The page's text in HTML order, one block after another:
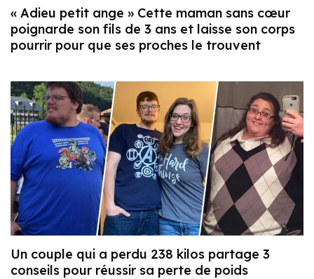
« Adieu petit ange » Cette maman sans cœur
poignarde son fils de 3 ans et laisse son corps
pourrir pour que ses proches le trouvent
Un couple qui a perdu 238 kilos partage 3
conseils pour réussir sa perte de poids